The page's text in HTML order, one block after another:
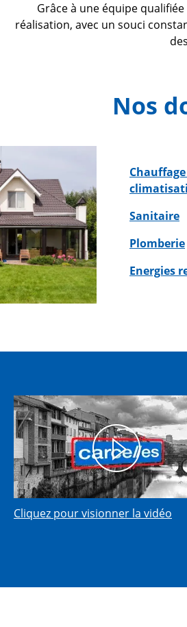
Grâce à une équipe qualifiée
réalisation, avec un souci
Nos
Sanitaire
Plomberie
Energies
Cliquez pour visionner la vidéo